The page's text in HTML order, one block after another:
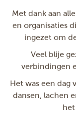
Met dank aan
en organisaties
ingezet om
Veel blije
verbindingen
Het was een dag
dansen, lachen